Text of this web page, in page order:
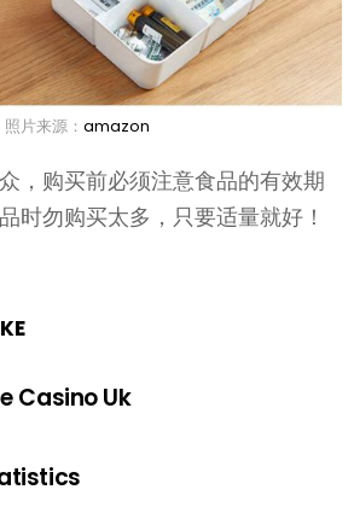
照片来源： amazon
，购买前必须注意食品的有效期
时勿购买太多，只要适量就好！
Casino Uk